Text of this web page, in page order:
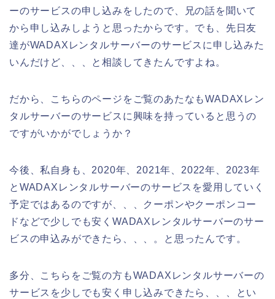
ーのサービスの申し込みをしたので、兄の話を聞いて
から申し込みしようと思ったからです。でも、先日友
達がWADAXレンタルサーバーのサービスに申し込みた
いんだけど、、、と相談してきたんですよね。
だから、こちらのページをご覧のあたなもWADAXレン
タルサーバーのサービスに興味を持っていると思うの
ですがいかがでしょうか？
今後、私自身も、2020年、2021年、2022年、2023年
とWADAXレンタルサーバーのサービスを愛用していく
予定ではあるのですが、、、クーポンやクーポンコー
ドなどで少しでも安くWADAXレンタルサーバーのサー
ビスの申込みができたら、、、。と思ったんです。
多分、こちらをご覧の方もWADAXレンタルサーバーの
サービスを少しでも安く申し込みできたら、、、とい